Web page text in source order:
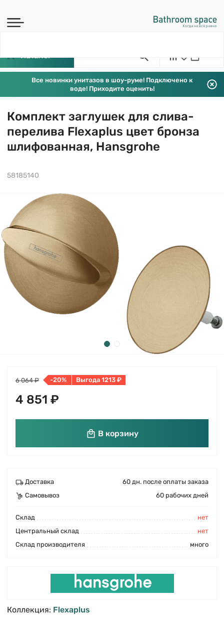
Каталог
Все новинки унитазов в шоу-руме! Подключено к
воде! Приходите оценить!
Комплект заглушек для слива-
перелива Flexaplus цвет бронза
шлифованная, Hansgrohe
58185140
6 064 ₽ -20% Выгода 1213 ₽
4 851 ₽
В корзину
Доставка
60 дн. после оплаты заказа
Самовывоз
60 рабочих дней
Cклад
нет
Центральный склад
нет
Склад производителя
много
Коллекция: Flexaplus